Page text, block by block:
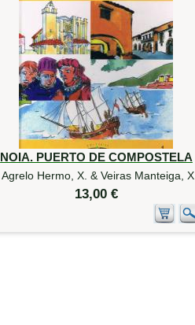
NOIA. PUERTO DE COMPOSTELA
Agrelo Hermo, X. & Veiras Manteiga, X.
13,00 €